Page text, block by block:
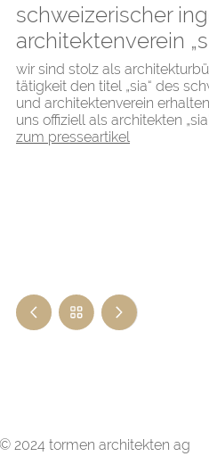
schweizerischer
architektenverein
wir sind stolz als
tätigkeit den titel „sia“ des
und architektenverein
uns offiziell als architekten
zum presseartikel
2024 tormen architekten ag